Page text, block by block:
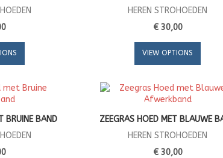
HEREN STROHOEDEN
€ 30,00
VIEW OPTIONS
BRUINE BAND
ZEEGRAS HOED MET BLAUWE
HEREN STROHOEDEN
€ 30,00